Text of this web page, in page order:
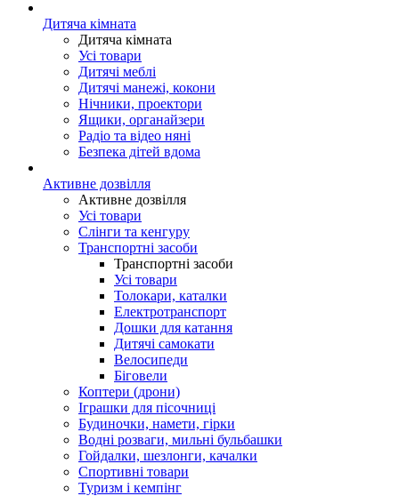
Дитяча кімната
Дитяча кімната
Усі товари
Дитячі меблі
Дитячі манежі, кокони
Нічники, проектори
Ящики, органайзери
Радіо та відео няні
Безпека дітей вдома
Активне дозвілля
Активне дозвілля
Усі товари
Слінги та кенгуру
Транспортні засоби
Транспортні засоби
Усі товари
Толокари, каталки
Електротранспорт
Дошки для катання
Дитячі самокати
Велосипеди
Біговели
Коптери (дрони)
Іграшки для пісочниці
Будиночки, намети, гірки
Водні розваги, мильні бульбашки
Гойдалки, шезлонги, качалки
Спортивні товари
Туризм і кемпінг